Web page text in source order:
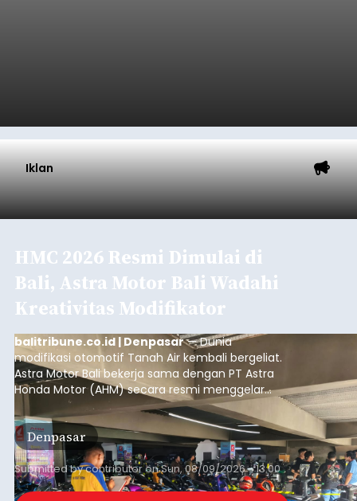
Iklan
HMC 2026 Resmi Dimulai di
Bali, Astra Motor Bali Wadahi
Kreativitas Modifikator
balitribune.co.id | Denpasar— Dunia
modifikasi otomotif Tanah Air kembali bergeliat.
Astra Motor Bali bekerja sama dengan PT Astra
Honda Motor (AHM) secara resmi menggelar
putaran pembuka (opening round) ajang kontes
modifikasi sepeda motor terbesar di Indonesia,
Honda Modif Contest (HMC) 2026, di Denpasar,
Bali.
Denpasar
Submitted bycontributoronSun, 08/09/2026 - 13:00